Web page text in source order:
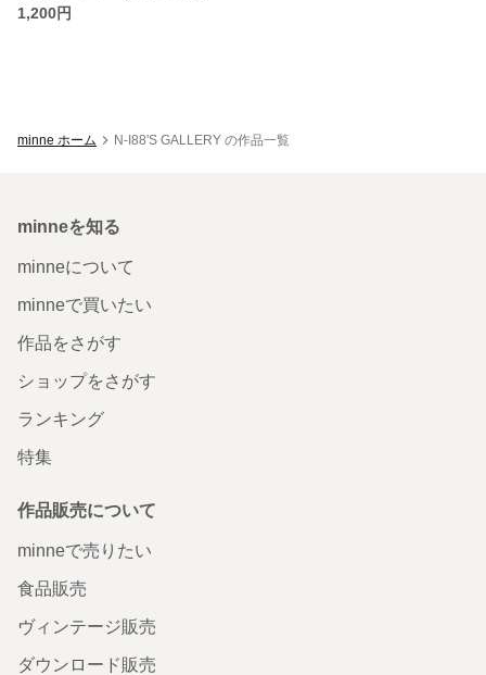
1,200円
minne ホーム N-I88'S GALLERY の作品一覧
minneを知る
minneについて
minneで買いたい
作品をさがす
ショップをさがす
ランキング
特集
作品販売について
minneで売りたい
食品販売
ヴィンテージ販売
ダウンロード販売